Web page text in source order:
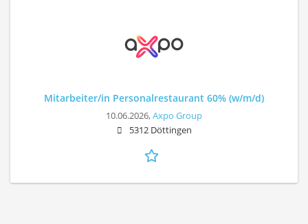
Mitarbeiter/in Personalrestaurant 60% (w/m/d)
10.06.2026,Axpo Group
5312 Döttingen